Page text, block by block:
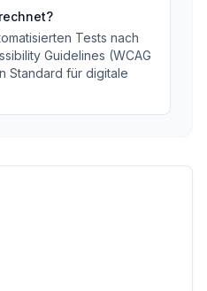
Tests nach
Guidelines (WCAG
Standard für digitale